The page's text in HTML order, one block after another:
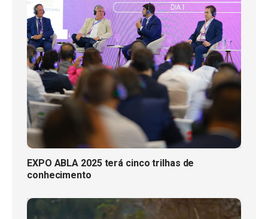
EXPO ABLA 2025 terá cinco trilhas de
conhecimento